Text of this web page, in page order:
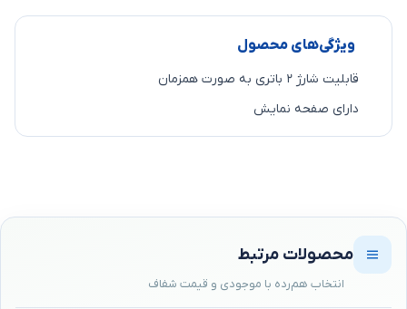
ویژگی‌های محصول
قابلیت شارژ ۲ باتری به صورت همزمان
دارای صفحه نمایش
محصولات مرتبط